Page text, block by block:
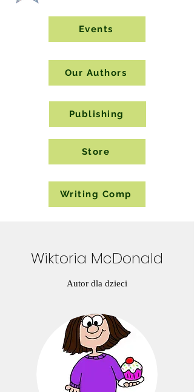
Events
Our Authors
Publishing
Store
Writing Comp
Wiktoria McDonald
Autor dla dzieci